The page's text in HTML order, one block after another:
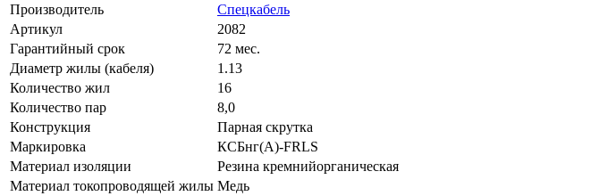
Производитель
Спецкабель
Артикул
2082
Гарантийный срок
72 мес.
Диаметр жилы (кабеля)
1.13
Количество жил
16
Количество пар
8,0
Конструкция
Парная скрутка
Маркировка
КСБнг(A)-FRLS
Материал изоляции
Резина кремнийорганическая
Материал токопроводящей жилы Медь